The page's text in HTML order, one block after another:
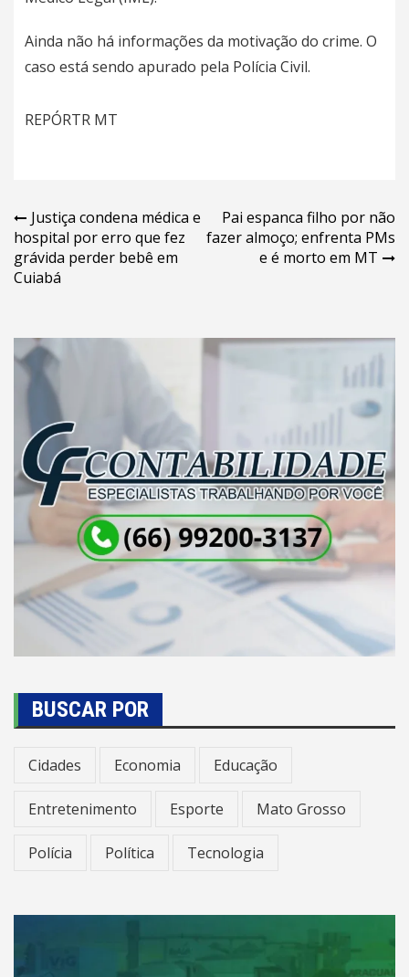
Ainda não há informações da motivação do crime. O
caso está sendo apurado pela Polícia Civil.
REPÓRTR MT
Navegação
de
Post
Justiça condena médica e
hospital por erro que fez
grávida perder bebê em
Cuiabá
Pai espanca filho por não
fazer almoço; enfrenta PMs
e é morto em MT
BUSCAR POR
Cidades Economia Educação
Entretenimento Esporte Mato Grosso
Polícia Política Tecnologia